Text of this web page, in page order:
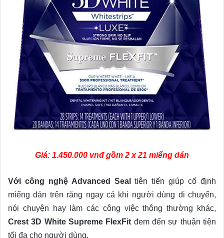
Giá: 1.450.000 vnđ gồm 2 x 21 miếng dán
Với công nghệ Advanced Seal
tiên tiến giúp cố định
miếng dán trên răng ngay cả khi người dùng di chuyển,
nói chuyện hay làm các công việc thông thường khác,
Crest 3D White Supreme FlexFit đem đến sự thuận tiện
tối đa cho người dùng.